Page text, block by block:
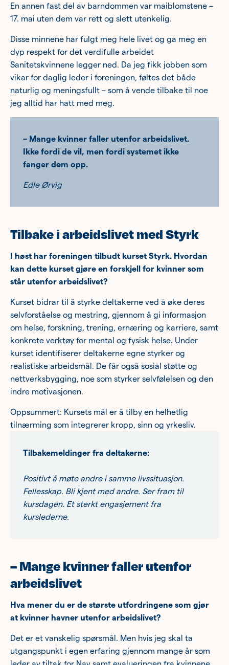
En annen fast del av barndommen var maiblomstene –
17. mai uten dem var rett og slett utenkelig.
Disse minnene har fulgt meg hele livet og ga meg en
dyp respekt for det verdifulle arbeidet
Sanitetskvinnene legger ned. Da jeg fikk jobben som
vikar for daglig leder i foreningen, føltes det både
naturlig og meningsfullt – som å vende tilbake til noe
jeg alltid har hatt med meg.
– Mange kvinner faller utenfor arbeidslivet.
Ikke fordi de vil, men fordi systemet ikke
fanger dem opp.
Edle Ørvig
Tilbake i arbeidslivet med Styrk
I høst har foreningen tilbudt kurset Styrk. Hvordan
kan dette kurset gjøre en forskjell for kvinner som
står utenfor arbeidslivet?
Kurset bidrar til å styrke deltakerne ved å øke deres
selvforståelse og mestring, gjennom å gi informasjon
om helse, forskning, trening, ernæring og karriere, samt
konkrete verktøy for mental og fysisk helse. Under
kurset identifiserer deltakerne egne styrker og
realistiske arbeidsmål. De får også sosial støtte og
nettverksbygging, noe som styrker selvfølelsen og den
indre motivasjonen.
Oppsummert: Kursets mål er å tilby en helhetlig
tilnærming som integrerer kropp, sinn og yrkesliv.
Tilbakemeldinger fra deltakerne:
Positivt å møte andre i samme livssituasjon.
Fellesskap. Bli kjent med andre. Ser fram til
kursdagen. Et sterkt engasjement fra
kurslederne.
– Mange kvinner faller utenfor
arbeidslivet
Hva mener du er de største utfordringene som gjør
at kvinner havner utenfor arbeidslivet?
Det er et vanskelig spørsmål. Men hvis jeg skal ta
utgangspunkt i egen erfaring gjennom mange år som